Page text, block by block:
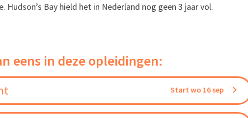
Bay hield het in Nederland nog geen 3 jaar vol.
eens in deze opleidingen:
Start wo 16 sep